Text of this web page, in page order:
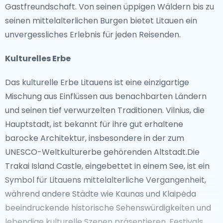
Gastfreundschaft. Von seinen üppigen Wäldern bis zu
seinen mittelalterlichen Burgen bietet Litauen ein
unvergessliches Erlebnis für jeden Reisenden.
Kulturelles Erbe
Das kulturelle Erbe Litauens ist eine einzigartige
Mischung aus Einflüssen aus benachbarten Ländern
und seinen tief verwurzelten Traditionen. Vilnius, die
Hauptstadt, ist bekannt für ihre gut erhaltene
barocke Architektur, insbesondere in der zum
UNESCO-Weltkulturerbe gehörenden Altstadt.Die
Trakai Island Castle, eingebettet in einem See, ist ein
Symbol für Litauens mittelalterliche Vergangenheit,
während andere Städte wie Kaunas und Klaipėda
beeindruckende historische Sehenswürdigkeiten und